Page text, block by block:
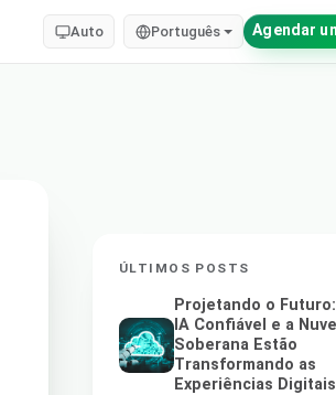
Auto Português Agendar
ÚLTIMOS POSTS
Projetando o
IA Confiável e a
Soberana Estão
Transformando as
Experiências Digitais